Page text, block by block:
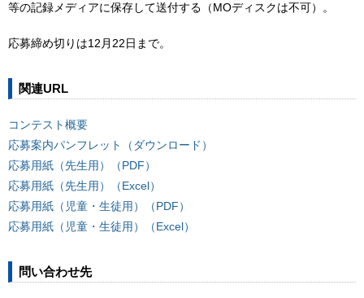
等の記録メディアに保存して送付する（MOディスクは不可）。
応募締め切りは12月22日まで。
関連URL
コンテスト概要
応募案内パンフレット（ダウンロード）
応募用紙（先生用）（PDF）
応募用紙（先生用）（Excel）
応募用紙（児童・生徒用）（PDF）
応募用紙（児童・生徒用）（Excel）
問い合わせ先